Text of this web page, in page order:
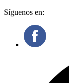
Síguenos en: